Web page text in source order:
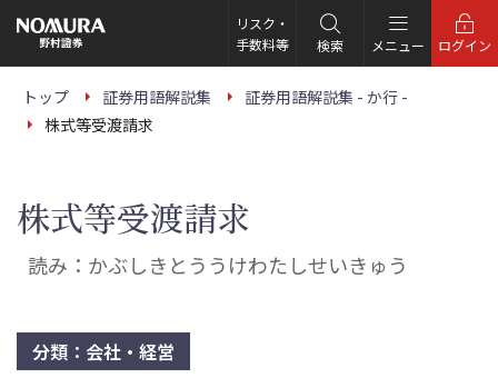
の
ー
リスク・
手数料等
検索 メニュー ログイン
トップ 証券用語解説集
証券用語解説集 - か行 -
株式等受渡請求
株式等受渡請求
読み：かぶしきとううけわたしせいきゅう
分類：会社・経営